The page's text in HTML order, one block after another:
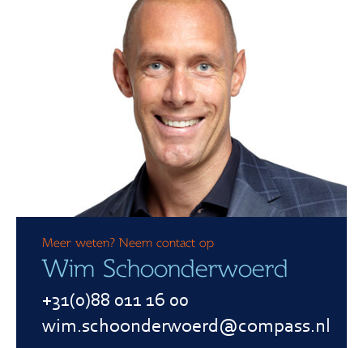
Meer weten? Neem contact op
Wim Schoonderwoerd
+31(0)88 011 16 00
wim.schoonderwoerd@compass.nl